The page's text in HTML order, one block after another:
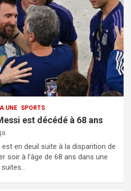
UNE SPORTS
est décédé à 68 ans
en deuil suite à la disparition de
soir à l’âge de 68 ans dans une